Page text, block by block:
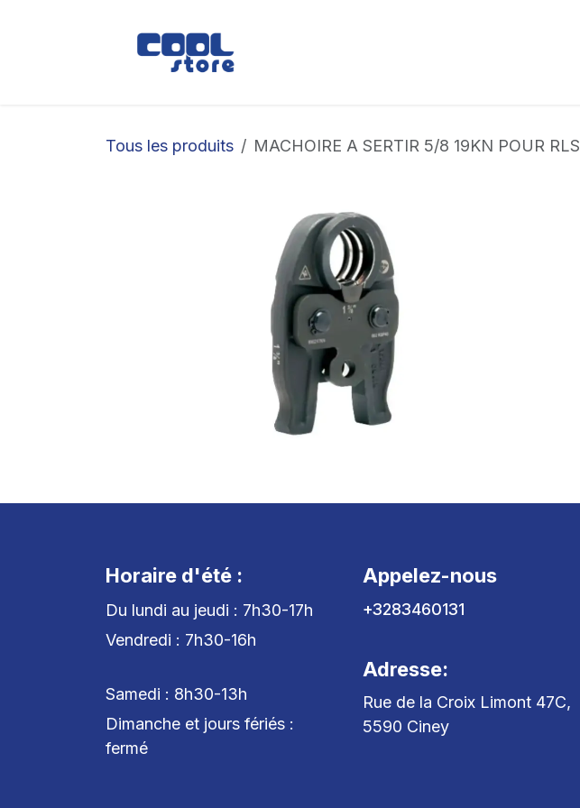
Tous les produits MACHOIRE A SERTIR 5/8 19KN POUR RLS
Horaire d'été :
Du lundi au jeudi : 7h30-17h
Vendredi : 7h30-16h
Samedi : 8h30-13h
Dimanche et jours fériés :
fermé
Appelez-nous
+3283460131
Adresse:
Rue de la Croix Limont 47C,
5590 Ciney